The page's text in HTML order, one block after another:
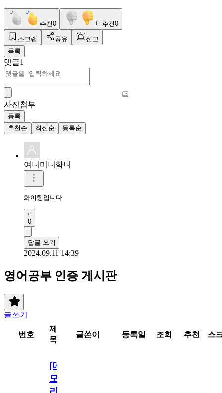
추천0 비추천0
스크랩 공유
신고
목록
댓글1
사진첨부
등록
추천순
최신순 등록순
여니미니화니
화이팅입니다
0
답글 쓰기
2024.09.11 14:39
영어공부 인증 게시판
글쓰기
번호
제
목
글쓴이 등록일 조회 추천 스
[메
모